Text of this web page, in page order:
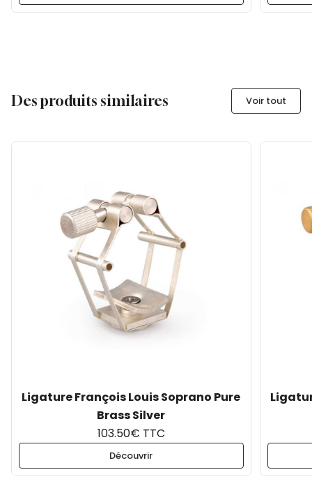
Des produits similaires Voir tout
Ligature François Louis Soprano Pure
Brass Silver
103.50€ TTC
Découvrir